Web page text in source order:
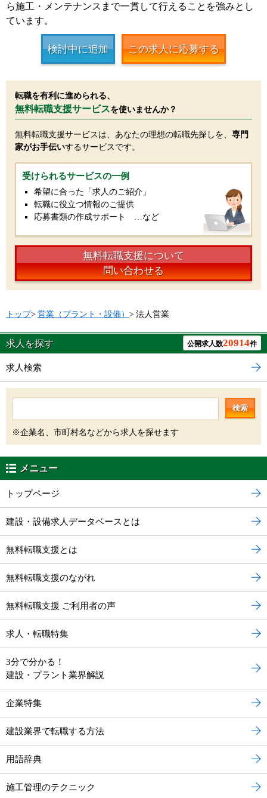
ら施工・メンテナンスまで一貫して行えることを強みとし
ています。
検討中に追加 この求人に応募する
転職を有利に進められる、
無料転職支援サービスを使いませんか？
無料転職支援サービスは、あなたの理想の転職先探しを、 専門
家がお手伝いするサービスです。
受けられるサービスの一例
希望に合った「求人のご紹介」
転職に役立つ情報のご提供
応募書類の作成サポート …など
無料転職支援について
問い合わせる
トップ> 営業（プラント・設備） > 法人営業
求人を探す 公開求人数20914件
求人検索
検索
※企業名、市町村名などから求人を探せます
メニュー
トップページ
建設・設備求人データベースとは
無料転職支援とは
無料転職支援のながれ
無料転職支援 ご利用者の声
求人・転職特集
3分で分かる！
建設・プラント業界解説
企業特集
建設業界で転職する方法
用語辞典
施工管理のテクニック